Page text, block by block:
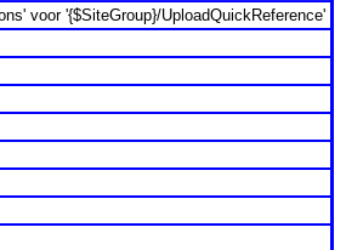
voor '{$SiteGroup}/UploadQuickReference'